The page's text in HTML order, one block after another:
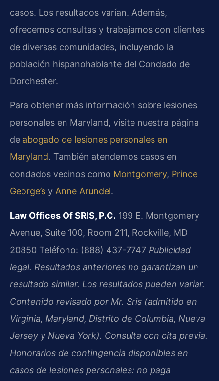
casos. Los resultados varían. Además,
ofrecemos consultas y trabajamos con clientes
de diversas comunidades, incluyendo la
población hispanohablante del Condado de
Dorchester.
Para obtener más información sobre lesiones
personales en Maryland, visite nuestra página
de abogado de lesiones personales en
Maryland. También atendemos casos en
condados vecinos como Montgomery, Prince
George’s y Anne Arundel.
Law Offices Of SRIS, P.C. 199 E. Montgomery
Avenue, Suite 100, Room 211, Rockville, MD
20850 Teléfono: (888) 437-7747 Publicidad
legal. Resultados anteriores no garantizan un
resultado similar. Los resultados pueden variar.
Contenido revisado por Mr. Sris (admitido en
Virginia, Maryland, Distrito de Columbia, Nueva
Jersey y Nueva York). Consulta con cita previa.
Honorarios de contingencia disponibles en
casos de lesiones personales: no paga